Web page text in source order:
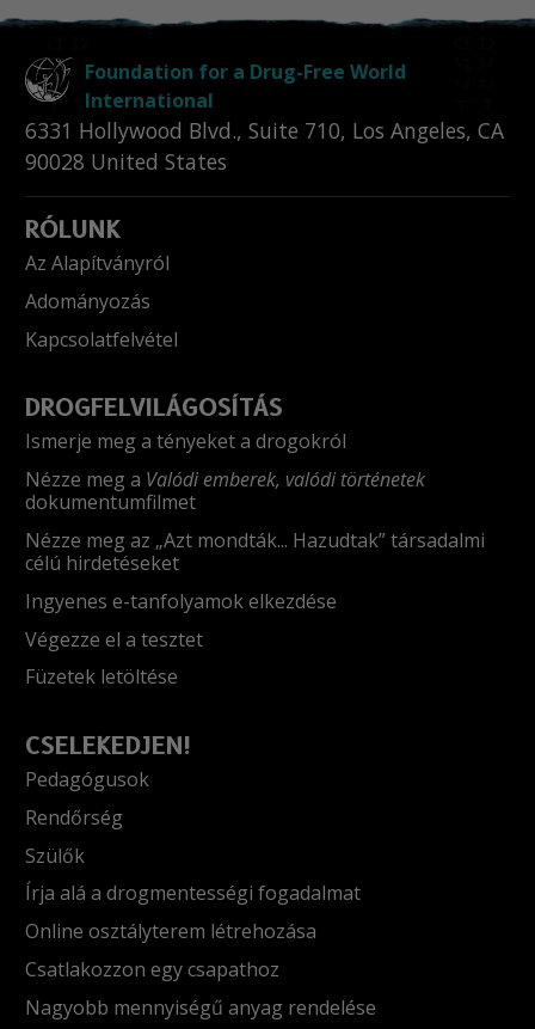
Foundation for a Drug-Free World
International
6331 Hollywood Blvd., Suite 710, Los Angeles, CA
90028 United States
RÓLUNK
Az Alapítványról
Adományozás
Kapcsolatfelvétel
DROGFELVILÁGOSÍTÁS
Ismerje meg a tényeket a drogokról
Nézze meg a Valódi emberek, valódi történetek
dokumentumfilmet
Nézze meg az „Azt mondták... Hazudtak” társadalmi
célú hirdetéseket
Ingyenes e-tanfolyamok elkezdése
Végezze el a tesztet
Füzetek letöltése
CSELEKEDJEN!
Pedagógusok
Rendőrség
Szülők
Írja alá a drogmentességi fogadalmat
Online osztályterem létrehozása
Csatlakozzon egy csapathoz
Nagyobb mennyiségű anyag rendelése